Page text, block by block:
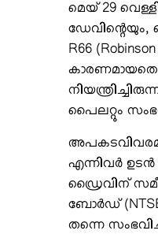
മെയ് 29
R66
പൈലറ്റും
എന്നിവര്‍
ഡ്രൈവിന്
ബോര്‍ഡ്
തന്നെ